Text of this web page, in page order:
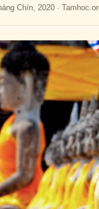
Chín, 2020 ·